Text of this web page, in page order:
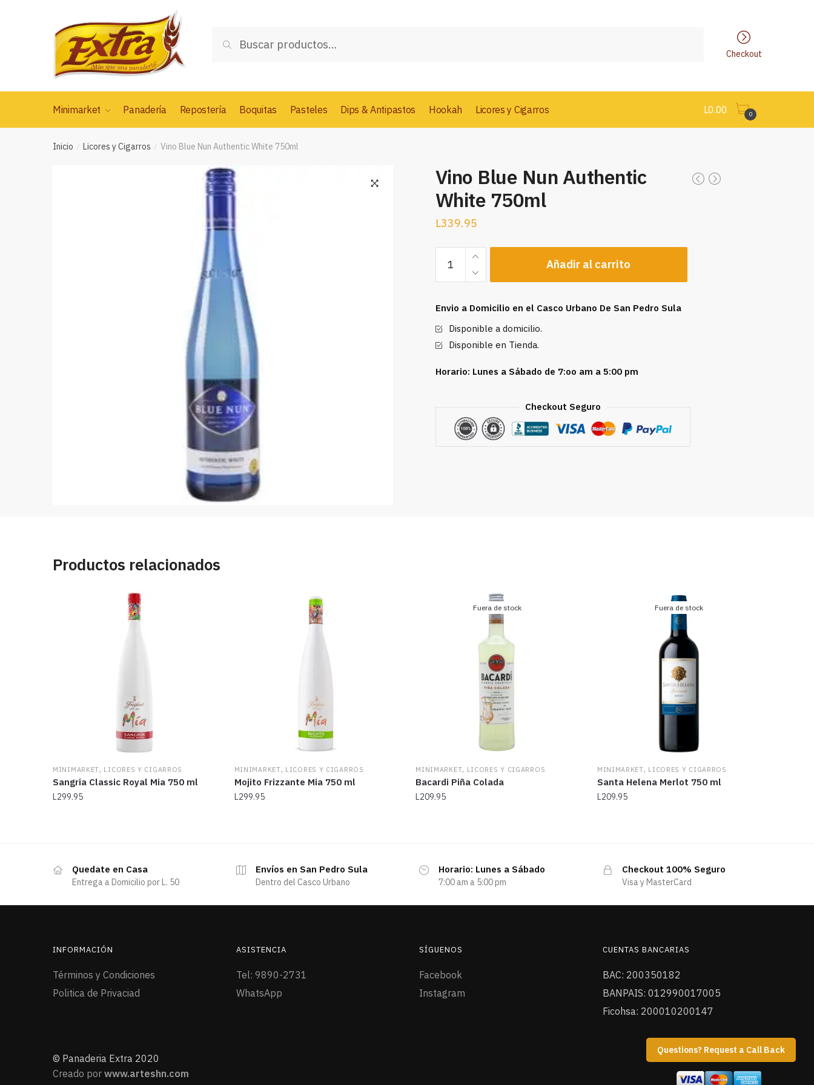
por:
Buscar
Checkout
Minimarket Panadería Repostería Boquitas Pasteles Dips & Antipastos Hookah Licores y Cigarros L0.00 0
Inicio / Licores y Cigarros / Vino Blue Nun Authentic White 750ml
Vino Blue Nun Authentic
White 750ml
L339.95
Blue
Nun
White
750ml
cantidad
Añadir al carrito
Envio a Domicilio en el Casco Urbano De San Pedro Sula
Disponible a domicilio.
Disponible en Tienda.
Horario: Lunes a Sábado de 7:oo am a 5:00 pm
Checkout Seguro
Questions? Request a Call Back
Productos relacionados
MINIMARKET, LICORES Y CIGARROS
Sangria Classic Royal Mia 750 ml
L299.95
MINIMARKET, LICORES Y CIGARROS
Mojito Frizzante Mia 750 ml
L299.95
Fuera de stock
MINIMARKET, LICORES Y CIGARROS
Bacardi Piña Colada
L209.95
Fuera de stock
MINIMARKET, LICORES Y CIGARROS
Santa Helena Merlot 750 ml
L209.95
Quedate en Casa
Entrega a Domicilio por L. 50
Envíos en San Pedro Sula
Dentro del Casco Urbano
Horario: Lunes a Sábado
7:00 am a 5:00 pm
Checkout 100% Seguro
Visa y MasterCard
INFORMACIÓN
Términos y Condiciones
Politica de Privaciad
ASISTENCIA
Tel: 9890-2731
WhatsApp
SÍGUENOS
Facebook
Instagram
CUENTAS BANCARIAS
BAC: 200350182
BANPAIS: 012990017005
Ficohsa: 200010200147
© Panaderia Extra 2020
Creado por www.arteshn.com